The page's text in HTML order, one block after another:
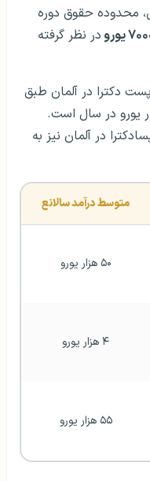
محدوده حقوق دوره
در نظر گرفته
دکترا در آلمان طبق
به میزان ۵۵ الی ۶۵ هزار یورو در سال است.
در آلمان نیز به
متوسط درآمد سالانع
۵۰ هزار یورو
۴ هزار یورو
۵۵ هزار یورو